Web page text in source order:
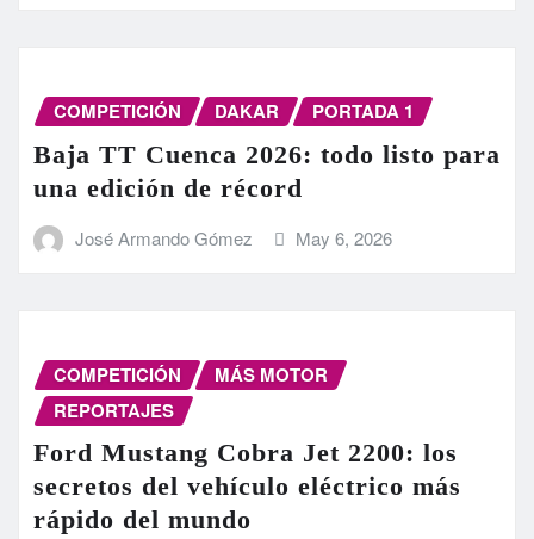
COMPETICIÓN DAKAR PORTADA 1
Baja TT Cuenca 2026: todo listo para
una edición de récord
José Armando Gómez May 6, 2026
COMPETICIÓN
MÁS MOTOR
REPORTAJES
Ford Mustang Cobra Jet 2200: los
secretos del vehículo eléctrico más
rápido del mundo